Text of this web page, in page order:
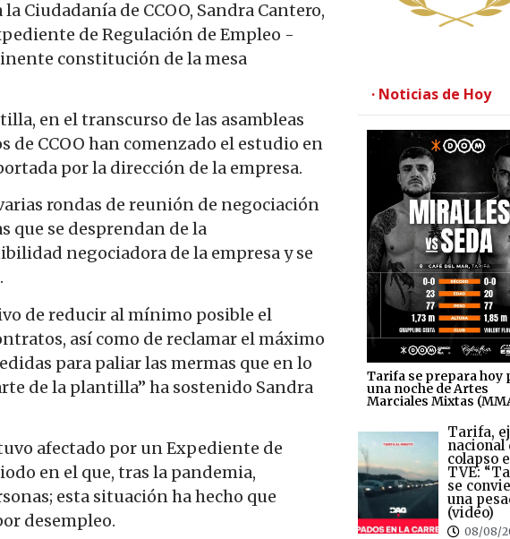
Ciudadanía de CCOO, Sandra Cantero,
de Regulación de Empleo -
constitución de la mesa
en el transcurso de las asambleas
de CCOO han comenzado el estudio en
por la dirección de la empresa.
rondas de reunión de negociación
que se desprendan de la
negociadora de la empresa y se
de reducir al mínimo posible el
así como de reclamar el máximo
para paliar las mermas que en lo
de la plantilla” ha sostenido Sandra
afectado por un Expediente de
en el que, tras la pandemia,
esta situación ha hecho que
desempleo.
· Noticias de Hoy
Tarifa se prepara hoy
una noche de Artes
Marciales Mixtas
Tarifa,
nacional
colapso
TVE:
se
una
(video)
08/08/